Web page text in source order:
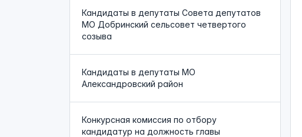
Кандидаты в депутаты Совета депутатов
МО Добринский сельсовет четвертого
созыва
Кандидаты в депутаты МО
Александровский район
Конкурсная комиссия по отбору
кандидатур на должность главы